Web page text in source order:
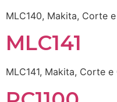
MLC140, Makita, Corte
MLC141
MLC141, Makita, Corte